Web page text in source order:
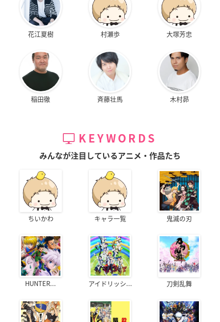
花江夏樹 村瀬歩 大塚芳忠
稲田徹 斉藤壮馬 木村昴
KEYWORDS
みんなが注目しているアニメ・作品たち
ちいかわ キャラ一覧 鬼滅の刃
HUNTER... アイドリッシ... 刀剣乱舞